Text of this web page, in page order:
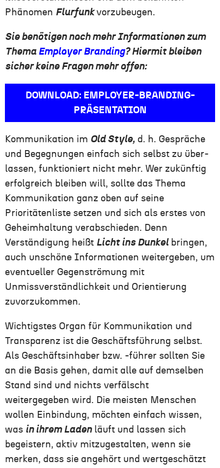
Phänomen Flurfunkvorzubeugen.
Sie benötigen noch mehr Informationen zum
Thema Employer Branding? Hiermit bleiben
sicher keine Fragen mehr offen:
DOWNLOAD: EMPLOYER-BRANDING-
PRÄSENTATION
Kommunikation im Old Style, d. h. Gespräche
und Begegnungen einfach sich selbst zu über-
lassen, funktioniert nicht mehr. Wer zukünftig
erfolgreich bleiben will, sollte das Thema
Kommunikation ganz oben auf seine
Prioritätenliste setzen und sich als erstes von
Geheimhaltung verabschieden. Denn
Verständigung heißt Licht ins Dunkelbringen,
auch unschöne Informationen weitergeben, um
eventueller Gegenströmung mit
Unmissverständlichkeit und Orientierung
zuvorzukommen.
Wichtigstes Organ für Kommunikation und
Transparenz ist die Geschäftsführung selbst.
Als Geschäftsinhaber bzw. -führer sollten Sie
an die Basis gehen, damit alle auf demselben
Stand sind und nichts verfälscht
weitergegeben wird. Die meisten Menschen
wollen Einbindung, möchten einfach wissen,
was in ihrem Ladenläuft und lassen sich
begeistern, aktiv mitzugestalten, wenn sie
merken, dass sie angehört und wertgeschätzt